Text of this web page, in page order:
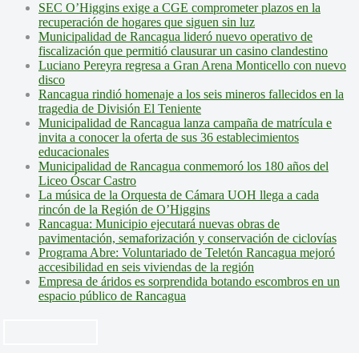
SEC O’Higgins exige a CGE comprometer plazos en la
recuperación de hogares que siguen sin luz
Municipalidad de Rancagua lideró nuevo operativo de
fiscalización que permitió clausurar un casino clandestino
Luciano Pereyra regresa a Gran Arena Monticello con nuevo
disco
Rancagua rindió homenaje a los seis mineros fallecidos en la
tragedia de División El Teniente
Municipalidad de Rancagua lanza campaña de matrícula e
invita a conocer la oferta de sus 36 establecimientos
educacionales
Municipalidad de Rancagua conmemoró los 180 años del
Liceo Óscar Castro
La música de la Orquesta de Cámara UOH llega a cada
rincón de la Región de O’Higgins
Rancagua: Municipio ejecutará nuevas obras de
pavimentación, semaforización y conservación de ciclovías
Programa Abre: Voluntariado de Teletón Rancagua mejoró
accesibilidad en seis viviendas de la región
Empresa de áridos es sorprendida botando escombros en un
espacio público de Rancagua